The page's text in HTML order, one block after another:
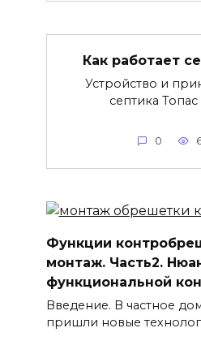
Как работает
Устройство и
септика
0
Функции
монтаж. Часть2.
функциональной
Введение. В частное
пришли новые